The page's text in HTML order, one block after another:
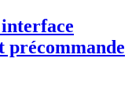
précommande